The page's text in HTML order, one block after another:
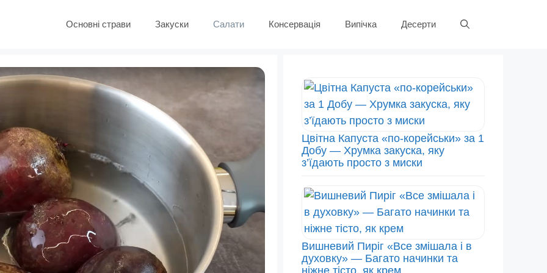
Основні страви Закуски Салати Консервація Випічка Десерти
Цвітна Капуста «по-корейськи» за 1
Добу — Хрумка закуска, яку
з’їдають просто з миски
Вишневий Пиріг «Все змішала і в
духовку» — Багато начинки та
ніжне тісто, як крем